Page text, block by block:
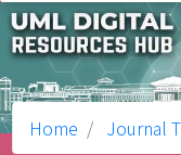
Home Journal